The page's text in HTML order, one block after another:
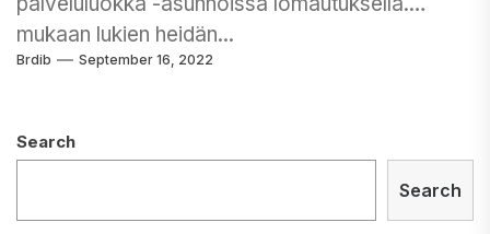
mukaan lukien heidän...
Brdib September 16, 2022
Search
Search